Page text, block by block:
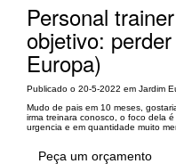
Personal
objetivo:
Europa)
Publicado o 20-5-2022 em Jardim
Mudo de pais em 10 meses,
irma treinara conosco, o foco dela
urgencia e em quantidade muito
Peça um orçamento